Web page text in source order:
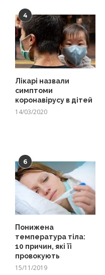
4
Лікарі назвали
симптоми
коронавірусу в дітей
14/03/2020
6
Понижена
температура тіла:
10 причин, які її
провокують
15/11/2019